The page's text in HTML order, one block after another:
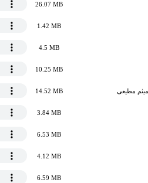
26.07 MB
1.42 MB
4.5 MB
10.25 MB
مطیعی 14.52 MB
3.84 MB
6.53 MB
4.12 MB
6.59 MB